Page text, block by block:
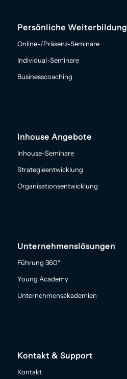
Persönliche Weiterbildung
Online-/Präsenz-Seminare
Individual-Seminare
Businesscoaching
Inhouse Angebote
Inhouse-Seminare
Strategieentwicklung
Organisationsentwicklung
Unternehmenslösungen
Führung 360°
Young Academy
Unternehmensakademien
Kontakt & Support
Kontakt